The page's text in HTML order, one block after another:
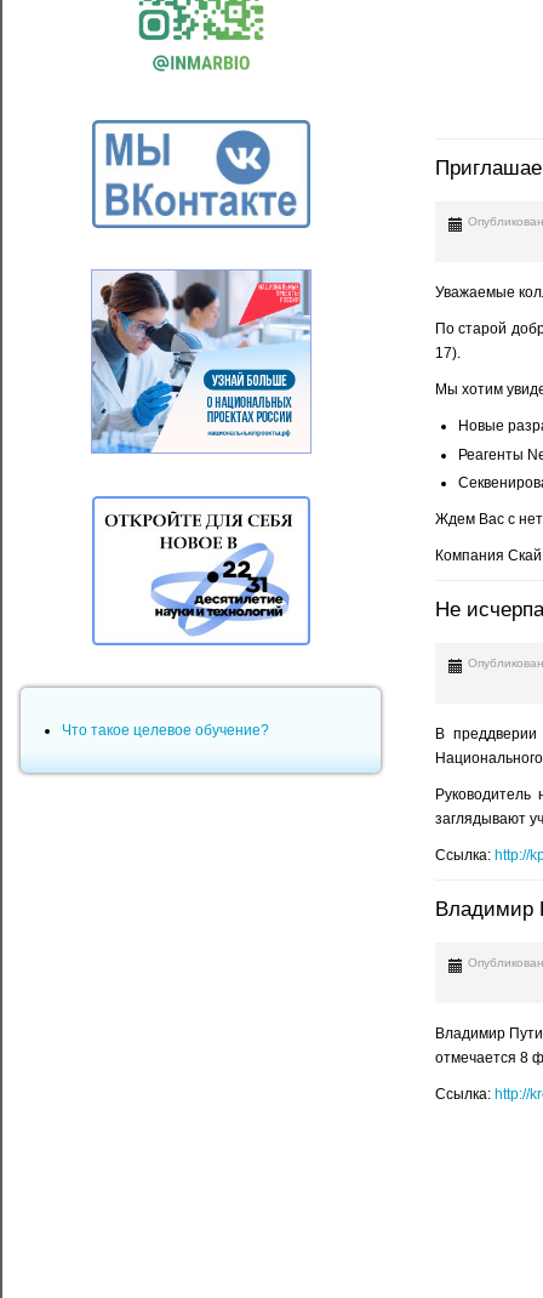
Уважаемые
По старой
17).
Мы хотим
Новые
Реагенты
Ждем Вас с
Компания
Не
В
заглядывают
Ссылка: http://
Владимир
Владимир
отмечается 8
Ссылка: http://
Что такое целевое обучение?